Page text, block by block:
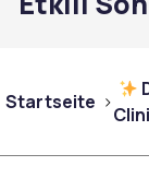
Startseite